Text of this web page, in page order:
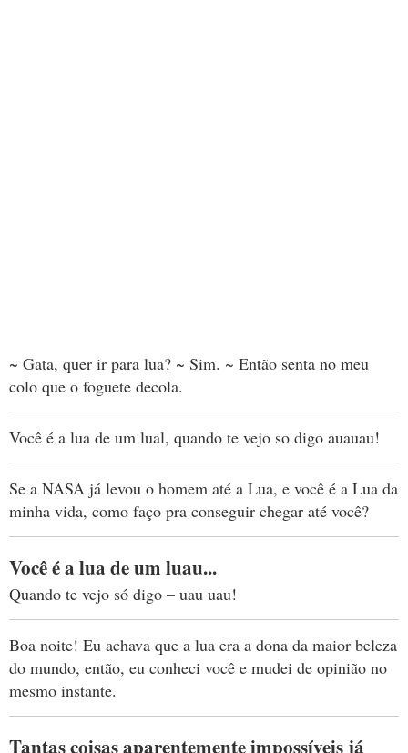
~ Gata, quer ir para lua? ~ Sim. ~ Então senta no meu
colo que o foguete decola.
Você é a lua de um lual, quando te vejo so digo auauau!
Se a NASA já levou o homem até a Lua, e você é a Lua da
minha vida, como faço pra conseguir chegar até você?
Você é a lua de um luau...
Quando te vejo só digo – uau uau!
Boa noite! Eu achava que a lua era a dona da maior beleza
do mundo, então, eu conheci você e mudei de opinião no
mesmo instante.
Tantas coisas aparentemente impossíveis já